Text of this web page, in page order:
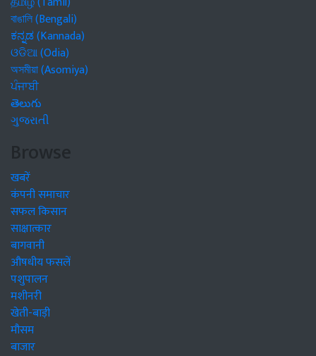
বাঙালি (Bengali)
ಕನ್ನಡ (Kannada)
ଓଡିଆ (Odia)
অসমীয়া (Asomiya)
ਪੰਜਾਬੀ
తెలుగు
ગુજરાતી
Browse
खबरें
कंपनी समाचार
सफल किसान
साक्षात्कार
बागवानी
औषधीय फसलें
पशुपालन
मशीनरी
खेती-बाड़ी
मौसम
बाजार